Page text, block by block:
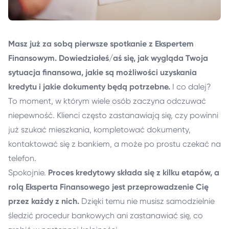
Masz już za sobą pierwsze spotkanie z Ekspertem
Finansowym. Dowiedziałeś/aś się, jak wygląda Twoja
sytuacja finansowa, jakie są możliwości uzyskania
kredytu i jakie dokumenty będą potrzebne. I co dalej?
To moment, w którym wiele osób zaczyna odczuwać
niepewność. Klienci często zastanawiają się, czy powinni
już szukać mieszkania, kompletować dokumenty,
kontaktować się z bankiem, a może po prostu czekać na
telefon.
Spokojnie. Proces kredytowy składa się z kilku etapów, a
rolą Eksperta Finansowego jest przeprowadzenie Cię
przez każdy z nich. Dzięki temu nie musisz samodzielnie
śledzić procedur bankowych ani zastanawiać się, co